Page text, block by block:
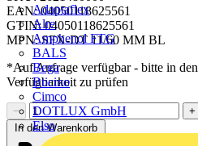
Adaptaflex
Alre
Amphenol FTG
BALS
Bega
Bticino
Cimco
DOTLUX GmbH
Elso
EAN: 04050118625561
GTIN: 04050118625561
MPN: SFX-DT 11/60 MM BL
*Auf Anfrage verfügbar - bitte in
Verfügbarkeit zu prüfen
−
+
In den Warenkorb